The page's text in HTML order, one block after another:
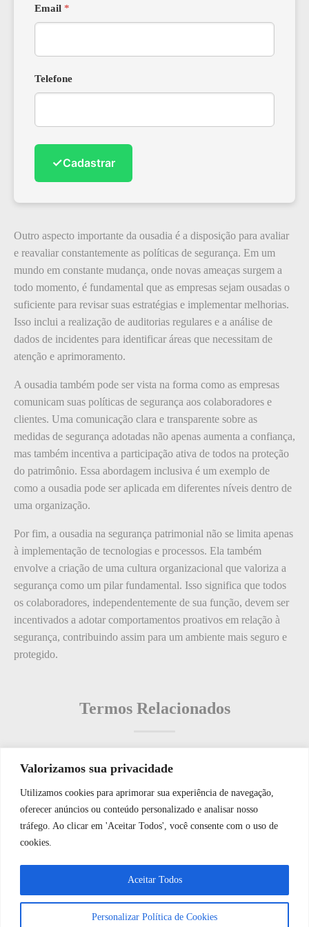
Valorizamos sua privacidade
Utilizamos cookies para aprimorar sua experiência de navegação,
oferecer anúncios ou conteúdo personalizado e analisar nosso
tráfego. Ao clicar em 'Aceitar Todos', você consente com o uso de
cookies.
Personalizar Política de Cookies
Aceitar Todos
Email *
Telefone
✓Cadastrar
Outro aspecto importante da ousadia é a disposição para avaliar
e reavaliar constantemente as políticas de segurança. Em um
mundo em constante mudança, onde novas ameaças surgem a
todo momento, é fundamental que as empresas sejam ousadas o
suficiente para revisar suas estratégias e implementar melhorias.
Isso inclui a realização de auditorias regulares e a análise de
dados de incidentes para identificar áreas que necessitam de
atenção e aprimoramento.
A ousadia também pode ser vista na forma como as empresas
comunicam suas políticas de segurança aos colaboradores e
clientes. Uma comunicação clara e transparente sobre as
medidas de segurança adotadas não apenas aumenta a confiança,
mas também incentiva a participação ativa de todos na proteção
do patrimônio. Essa abordagem inclusiva é um exemplo de
como a ousadia pode ser aplicada em diferentes níveis dentro de
uma organização.
Por fim, a ousadia na segurança patrimonial não se limita apenas
à implementação de tecnologias e processos. Ela também
envolve a criação de uma cultura organizacional que valoriza a
segurança como um pilar fundamental. Isso significa que todos
os colaboradores, independentemente de sua função, devem ser
incentivados a adotar comportamentos proativos em relação à
segurança, contribuindo assim para um ambiente mais seguro e
protegido.
Termos Relacionados
Termos populares
O que é: Arquivo de Documentação
O que é: Operações de campo
O que é: degradação de equipamentos
WhatsApp JF Tech
Vamos conversar e descobrir como
podemos ajudá-lo hoje?